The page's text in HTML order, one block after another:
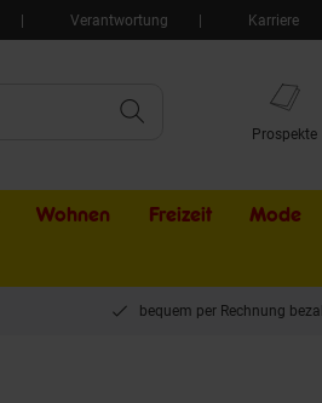
Verantwortung Karriere
Prospekte
Wohnen Freizeit Mode
bequem per Rechnung